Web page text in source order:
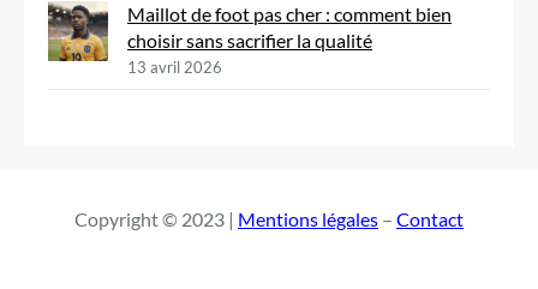
Maillot de foot pas cher : comment bien
choisir sans sacrifier la qualité
13 avril 2026
Copyright © 2023 | Mentions légales – Contact